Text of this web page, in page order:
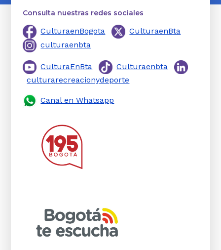
Consulta nuestras redes sociales
CulturaenBogota
CulturaenBta
culturaenbta
CulturaEnBta
Culturaenbta
culturarecreacionydeporte
Canal en Whatsapp